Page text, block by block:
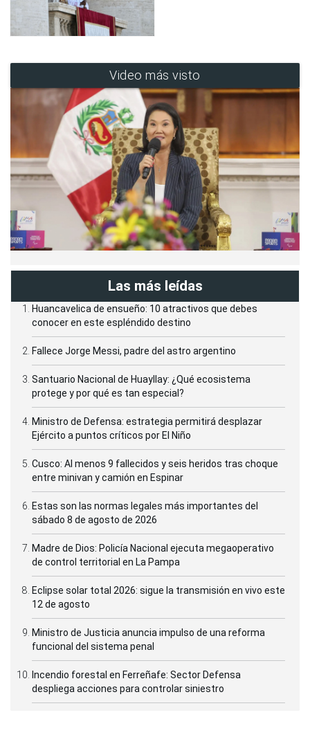
Video más visto
Las más leídas
Huancavelica de ensueño: 10 atractivos que debes
conocer en este espléndido destino
Fallece Jorge Messi, padre del astro argentino
Santuario Nacional de Huayllay: ¿Qué ecosistema
protege y por qué es tan especial?
Ministro de Defensa: estrategia permitirá desplazar
Ejército a puntos críticos por El Niño
Cusco: Al menos 9 fallecidos y seis heridos tras choque
entre minivan y camión en Espinar
Estas son las normas legales más importantes del
sábado 8 de agosto de 2026
Madre de Dios: Policía Nacional ejecuta megaoperativo
de control territorial en La Pampa
Eclipse solar total 2026: sigue la transmisión en vivo este
12 de agosto
Ministro de Justicia anuncia impulso de una reforma
funcional del sistema penal
Incendio forestal en Ferreñafe: Sector Defensa
despliega acciones para controlar siniestro